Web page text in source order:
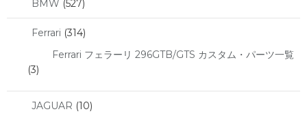
BMW (527)
Ferrari (314)
Ferrari フェラーリ 296GTB/GTS カスタム・パーツ一覧
(3)
JAGUAR (10)